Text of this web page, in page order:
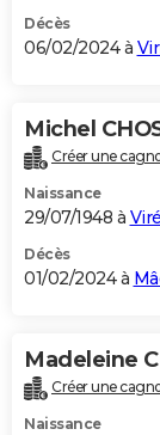
Décès
06/02/2024 à
Michel
Créer une
Naissance
29/07/1948 à Viré
Décès
01/02/2024 à
Madeleine
Créer une
Naissance